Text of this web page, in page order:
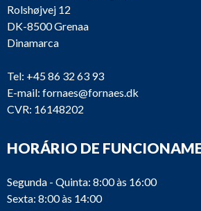
Rolshøjvej 12
DK-8500 Grenaa
Dinamarca
Tel: +45 86 32 63 93
E-mail: fornaes@fornaes.dk
CVR: 16148202
HORÁRIO DE
Segunda - Quinta: 8:00 às 16:00
Sexta: 8:00 às 14:00